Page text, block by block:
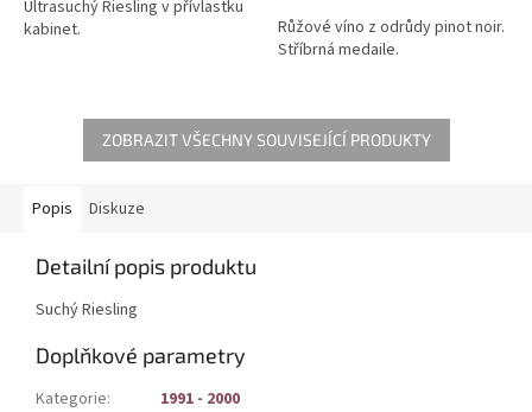
5
hvězdiček.
Ultrasuchý Riesling v přívlastku
kabinet.
Růžové víno z odrůdy pinot noir.
Stříbrná medaile.
ZOBRAZIT VŠECHNY SOUVISEJÍCÍ PRODUKTY
Popis Diskuze
Detailní popis produktu
Suchý Riesling
Doplňkové parametry
Kategorie:
1991 - 2000